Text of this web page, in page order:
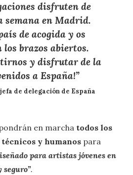
disfruten de
semana en Madrid.
de acogida y os
los brazos abiertos.
y disfrutar de la
a España!”
de delegación de España
en marcha todos los
y humanos para
para artistas jóvenes en
.